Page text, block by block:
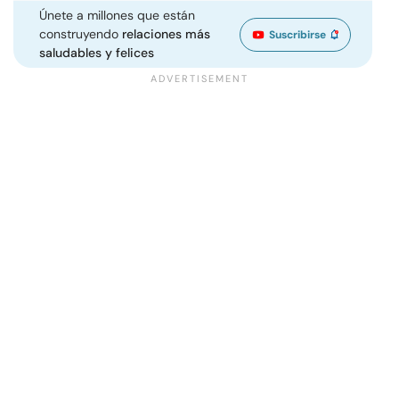
Únete a millones que están
construyendo relaciones más
saludables y felices
Suscribirse